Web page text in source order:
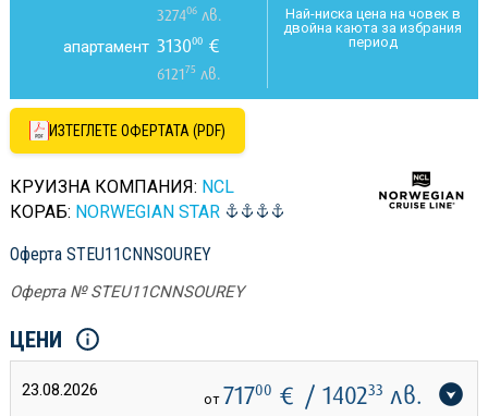
327406лв.
апартамент 313000€
612175 лв.
Най-ниска цена на човек в
двойна каюта за избрания
период
ИЗТЕГЛЕТЕ ОФЕРТАТА (PDF)
КРУИЗНА КОМПАНИЯ: NCL
КОРАБ: NORWEGIAN STAR
Оферта STEU11CNNSOUREY
Оферта № STEU11CNNSOUREY
ЦЕНИ
23.08.2026 от 71700 € / 140233 лв.